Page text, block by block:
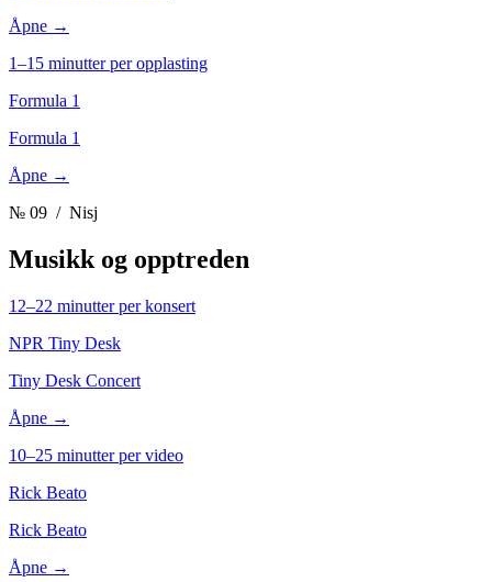
Åpne →
1–15 minutter per opplasting
Formula 1
Formula 1
Åpne →
№ 09 / Nisj
Musikk og opptreden
12–22 minutter per konsert
NPR Tiny Desk
Tiny Desk Concert
Åpne →
10–25 minutter per video
Rick Beato
Rick Beato
Åpne →